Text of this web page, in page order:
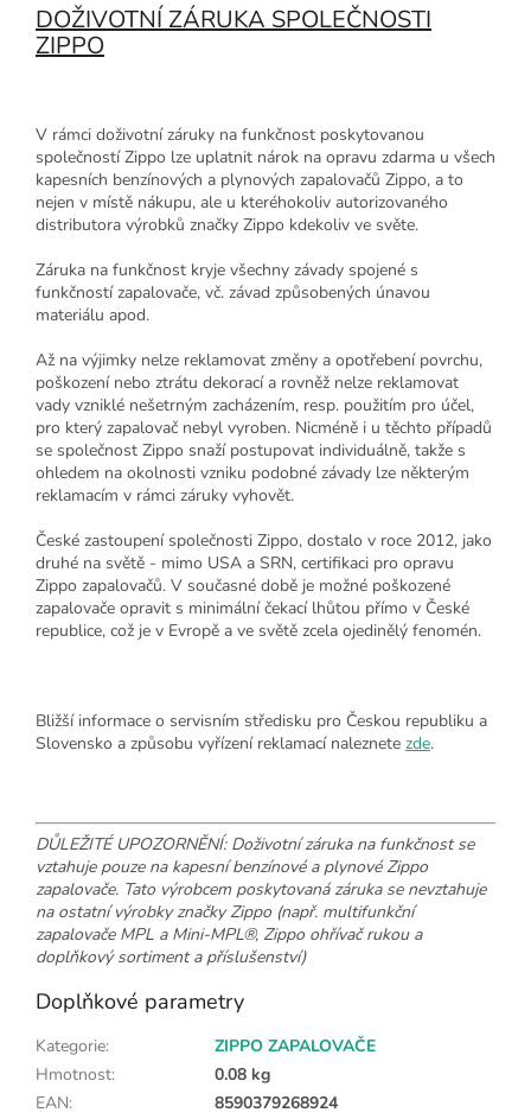
DOŽIVOTNÍ ZÁRUKA SPOLEČNOSTI
ZIPPO
V rámci doživotní záruky na funkčnost poskytovanou
společností Zippo lze uplatnit nárok na opravu zdarma u všech
kapesních benzínových a plynových zapalovačů Zippo, a to
nejen v místě nákupu, ale u kteréhokoliv autorizovaného
distributora výrobků značky Zippo kdekoliv ve světe.
Záruka na funkčnost kryje všechny závady spojené s
funkčností zapalovače, vč. závad způsobených únavou
materiálu apod.
Až na výjimky nelze reklamovat změny a opotřebení povrchu,
poškození nebo ztrátu dekorací a rovněž nelze reklamovat
vady vzniklé nešetrným zacházením, resp. použitím pro účel,
pro který zapalovač nebyl vyroben. Nicméně i u těchto případů
se společnost Zippo snaží postupovat individuálně, takže s
ohledem na okolnosti vzniku podobné závady lze některým
reklamacím v rámci záruky vyhovět.
České zastoupení společnosti Zippo, dostalo v roce 2012, jako
druhé na světě - mimo USA a SRN, certifikaci pro opravu
Zippo zapalovačů. V současné době je možné poškozené
zapalovače opravit s minimální čekací lhůtou přímo v České
republice, což je v Evropě a ve světě zcela ojedinělý fenomén.
Bližší informace o servisním středisku pro Českou republiku a
Slovensko a způsobu vyřízení reklamací naleznete zde.
DŮLEŽITÉ UPOZORNĚNÍ: Doživotní záruka na funkčnost se
vztahuje pouze na kapesní benzínové a plynové Zippo
zapalovače. Tato výrobcem poskytovaná záruka se nevztahuje
na ostatní výrobky značky Zippo (např. multifunkční
zapalovače MPL a Mini-MPL®, Zippo ohřívač rukou a
doplňkový sortiment a příslušenství)
Doplňkové parametry
Kategorie:
ZIPPO ZAPALOVAČE
Hmotnost:
0.08 kg
EAN:
8590379268924